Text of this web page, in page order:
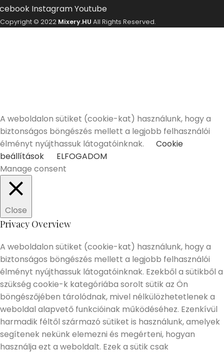
InstagramYoutube
Copyright © 2022 Mixery.HU All Rights Reserved.
A weboldalon sütiket (cookie-kat) használunk, hogy a
biztonságos böngészés mellett a legjobb felhasználói
élményt nyújthassuk látogatóinknak.
Cookie
beállítások
ELFOGADOM
Manage consent
Close
Privacy Overview
A weboldalon sütiket (cookie-kat) használunk, hogy a
biztonságos böngészés mellett a legjobb felhasználói
élményt nyújthassuk látogatóinknak. Ezekből a sütikből a
szükség cookie-k kategóriába sorolt sütik az Ön
böngészőjében tárolódnak, mivel nélkülözhetetlenek a
weboldal alapvető funkcióinak működéséhez. Ezenkívül
harmadik féltől származó sütiket is használunk, amelyek
segítenek nekünk elemezni és megérteni, hogyan
használja ezt a weboldalt. Ezek a sütik csak